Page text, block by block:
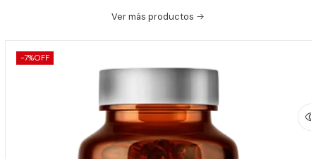
Ver más productos
-7%OFF